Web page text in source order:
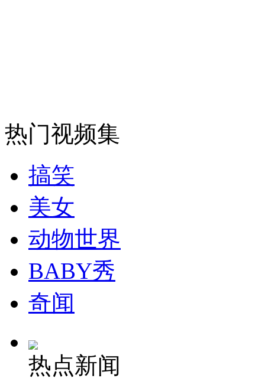
走！跟着总书记去植树
消防员救轻生者
纽约上演“枕头大战”
热门视频集
搞笑
美女
动物世界
BABY秀
奇闻
热点新闻